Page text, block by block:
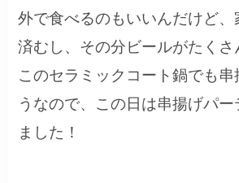
外で食べるのもいいんだけど、
済むし、その分ビールがたくさ
このセラミックコート鍋でも串
うなので、この日は串揚げパ
ました！